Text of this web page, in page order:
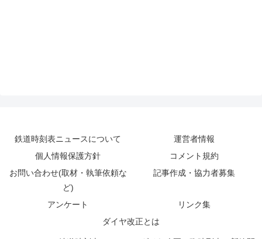
鉄道時刻表ニュースについて
運営者情報
個人情報保護方針
コメント規約
お問い合わせ(取材・執筆依頼な
ど)
記事作成・協力者募集
アンケート
リンク集
ダイヤ改正とは